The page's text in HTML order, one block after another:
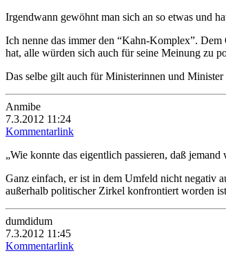
Irgendwann gewöhnt man sich an so etwas und
Ich nenne das immer den “Kahn-Komplex”.
hat, alle würden sich auch für seine Meinung zu
Das selbe gilt auch für Ministerinnen und Minister
Anmibe
7.3.2012 11:24
Kommentarlink
„Wie konnte das eigentlich passieren, daß
Ganz einfach, er ist in dem Umfeld nicht negativ
außerhalb politischer Zirkel konfrontiert worden
dumdidum
7.3.2012 11:45
Kommentarlink